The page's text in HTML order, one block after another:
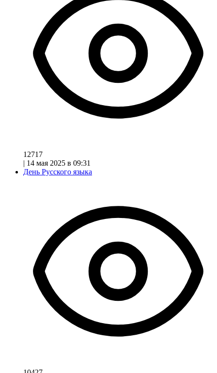
12717
| 14 мая 2025 в 09:31
День Русского языка